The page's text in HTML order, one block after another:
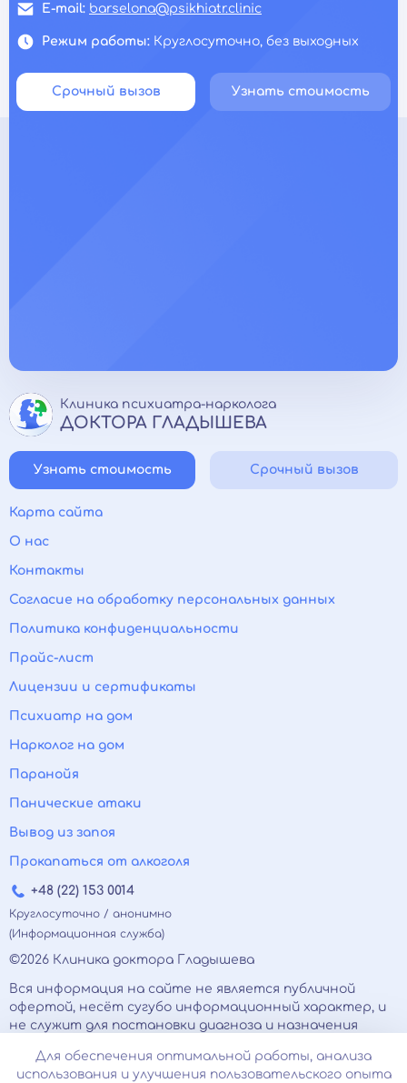
E-mail: barselona@psikhiatr.clinic
Режим работы: Круглосуточно, без выходных
Срочный вызов Узнать стоимость
Клиника психиатра-нарколога
ДОКТОРА ГЛАДЫШЕВА
Узнать стоимость Срочный вызов
Карта сайта
О нас
Контакты
Согласие на обработку персональных данных
Политика конфиденциальности
Прайс-лист
Лицензии и сертификаты
Психиатр на дом
Нарколог на дом
Паранойя
Панические атаки
Вывод из запоя
Прокапаться от алкоголя
+48 (22) 153 0014
Круглосуточно / анонимно
(Информационная служба)
©2026 Клиника доктора Гладышева
Вся информация на сайте не является публичной
офертой, несёт сугубо информационный характер, и
не служит для постановки диагноза и назначения
Есть противопоказания, необходимо
проконсультироваться с врачом. Консультационные
Для обеспечения оптимальной работы, анализа
использования и улучшения пользовательского опыта